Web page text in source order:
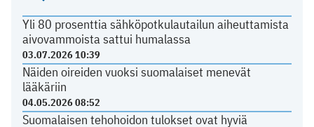
Yli 80 prosenttia sähköpotkulautailun aiheuttamista
aivovammoista sattui humalassa
03.07.2026 10:39
Näiden oireiden vuoksi suomalaiset menevät
lääkäriin
04.05.2026 08:52
Suomalaisen tehohoidon tulokset ovat hyviä